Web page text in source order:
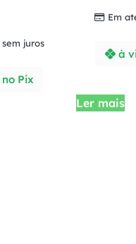
sem juros
no Pix
Em
à
Ler mais